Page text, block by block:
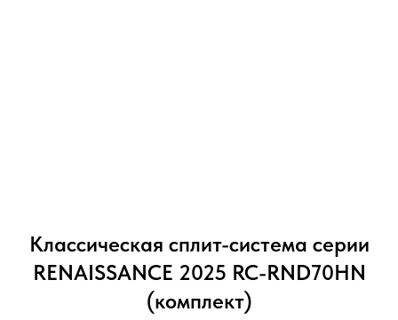
Классическая сплит-система серии
RENAISSANCE 2025 RC-RND70HN
(комплект)